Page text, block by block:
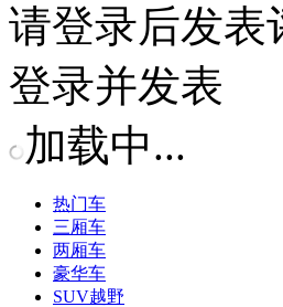
请登录后发表
登录并发表
加载中...
热门车
三厢车
两厢车
豪华车
SUV越野